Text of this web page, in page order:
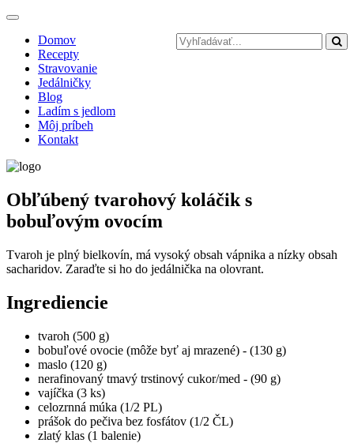
Toggle
navigationDomov
Recepty
Stravovanie
Jedálničky
Blog
Ladím s jedlom
Môj príbeh
Kontakt
Obľúbený tvarohový koláčik s
bobuľovým ovocím
Tvaroh je plný bielkovín, má vysoký obsah vápnika a nízky obsah
sacharidov. Zaraďte si ho do jedálnička na olovrant.
Ingrediencie
tvaroh (500 g)
bobuľové ovocie (môže byť aj mrazené) - (130 g)
maslo (120 g)
nerafinovaný tmavý trstinový cukor/med - (90 g)
vajíčka (3 ks)
celozrnná múka (1/2 PL)
prášok do pečiva bez fosfátov (1/2 ČL)
zlatý klas (1 balenie)